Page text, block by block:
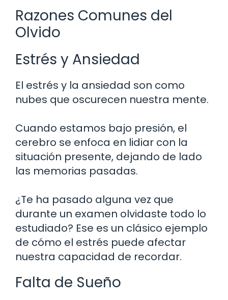
Razones Comunes del
Olvido
Estrés y Ansiedad
El estrés y la ansiedad son como
nubes que oscurecen nuestra mente.
Cuando estamos bajo presión, el
cerebro se enfoca en lidiar con la
situación presente, dejando de lado
las memorias pasadas.
¿Te ha pasado alguna vez que
durante un examen olvidaste todo lo
estudiado? Ese es un clásico ejemplo
de cómo el estrés puede afectar
nuestra capacidad de recordar.
Falta de Sueño